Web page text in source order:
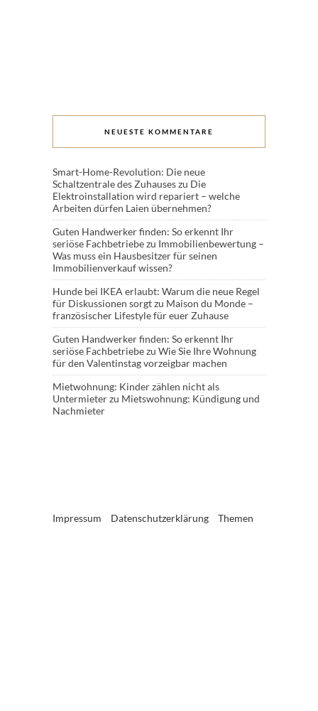
NEUESTE KOMMENTARE
Smart-Home-Revolution: Die neue
Schaltzentrale des Zuhauseszu Die
Elektroinstallation wird repariert – welche
Arbeiten dürfen Laien übernehmen?
Guten Handwerker finden: So erkennt Ihr
seriöse Fachbetriebezu Immobilienbewertung –
Was muss ein Hausbesitzer für seinen
Immobilienverkauf wissen?
Hunde bei IKEA erlaubt: Warum die neue Regel
für Diskussionen sorgtzu Maison du Monde –
französischer Lifestyle für euer Zuhause
Guten Handwerker finden: So erkennt Ihr
seriöse Fachbetriebezu Wie Sie Ihre Wohnung
für den Valentinstag vorzeigbar machen
Mietwohnung: Kinder zählen nicht als
Untermieterzu Mietswohnung: Kündigung und
Nachmieter
Impressum Datenschutzerklärung Themen